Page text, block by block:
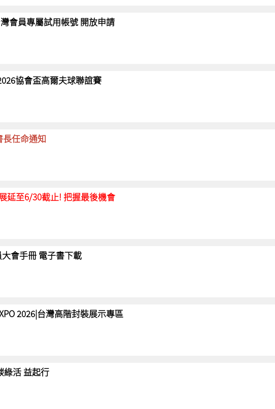
會員專屬試用帳號 開放申請
協會盃高爾夫球聯誼賽
任命通知
延至6/30截止! 把握最後機會
會手冊 電子書下載
2026|台灣高階封裝展示專區
綠活 益起行